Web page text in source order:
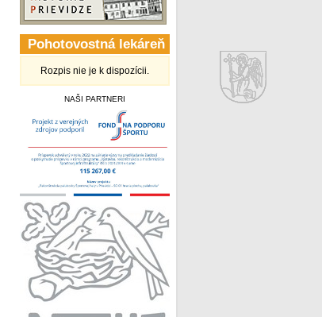
Pohotovostná lekáreň
Rozpis nie je k dispozícii.
NAŠI PARTNERI